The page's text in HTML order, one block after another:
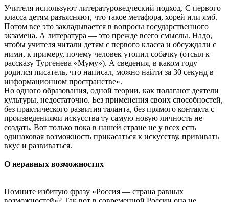
Учителя используют литературоведческий подход. С первого
класса детям разъясняют, что такое метафора, хорей или ямб.
Потом все это закладывается в вопросы государственного
экзамена. А литература — это прежде всего смыслы. Надо,
чтобы учителя читали детям с первого класса и обсуждали с
ними, к примеру, почему человек утопил собачку (отсыл к
рассказу Тургенева «Муму»). А сведения, в каком году
родился писатель, что написал, можно найти за 30 секунд в
информационном пространстве».
Но одного образования, одной теории, как полагают деятели
культуры, недостаточно. Без применения своих способностей,
без практического развития таланта, без прямого контакта с
произведениями искусства ту самую новую личность не
создать. Вот только пока в нашей стране не у всех есть
одинаковая возможность прикасаться к искусству, прививать
вкус и развиваться.
О неравных возможностях
Помните избитую фразу «Россия — страна равных